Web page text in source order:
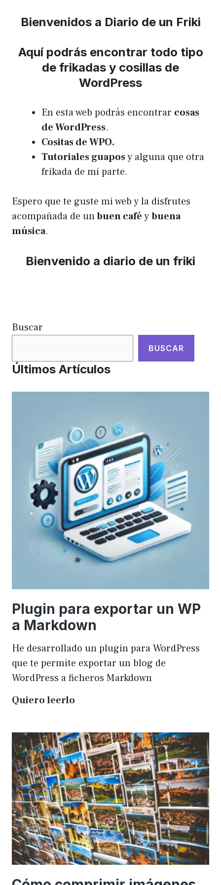
Bienvenidos a Diario de un Friki
Aquí podrás encontrar todo tipo
de frikadas y cosillas de
WordPress
En esta web podrás encontrar cosas
de WordPress.
Cositas de WPO.
Tutoriales guaposy alguna que otra
frikada de mi parte.
Espero que te guste mi web y la disfrutes
acompañada de unbuen caféybuena
música.
Bienvenido a diario de un friki
Buscar
BUSCAR
Últimos Artículos
Plugin para exportar un WP
a Markdown
He desarrollado un plugin para WordPress
que te permite exportar un blog de
WordPress a ficheros Markdown
Quiero leerlo
exportar
un
WP
a
Markdown